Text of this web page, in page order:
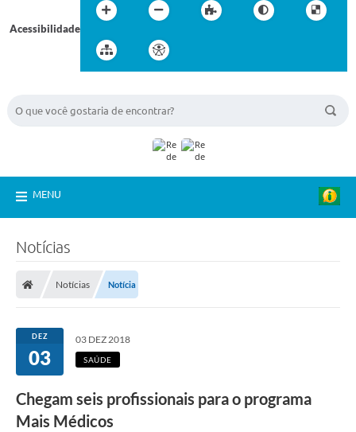
Acessibilidade
MENU
Notícias
Notícias Notícia
DEZ
03
03 DEZ 2018
SAÚDE
Chegam seis profissionais para o programa
Mais Médicos